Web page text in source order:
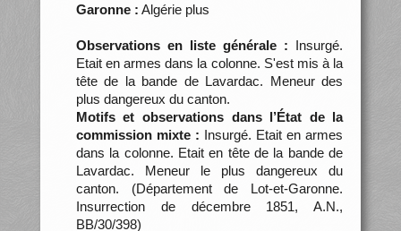
Garonne : Algérie plus
Observations en liste générale : Insurgé.
Etait en armes dans la colonne. S'est mis à la
tête de la bande de Lavardac. Meneur des
plus dangereux du canton.
Motifs et observations dans l’État de la
commission mixte : Insurgé. Etait en armes
dans la colonne. Etait en tête de la bande de
Lavardac. Meneur le plus dangereux du
canton. (Département de Lot-et-Garonne.
Insurrection de décembre 1851, A.N.,
BB/30/398)